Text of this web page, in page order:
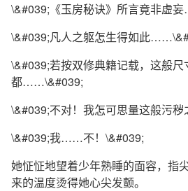
\&#039;《玉房秘诀》所言竟非虚
\&#039;凡人之躯怎生得如此
\&#039;若按双修典籍记载，这般
都……\&#039;
\&#039;不对！我怎可思量这般污秽
\&#039;我……不！\&#039;
她怔怔地望着少年熟睡的面容，指
来的温度烫得她心尖发颤。